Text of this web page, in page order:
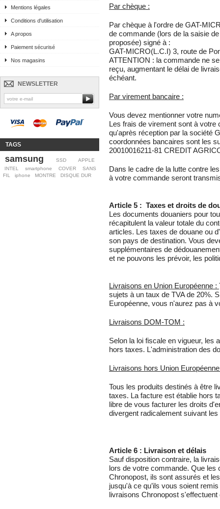
Mentions légales
Conditions d'utilisation
A propos
Paiement sécurisé
Nos magasins
NEWSLETTER
TAGS
samsung SSD
APPLE
INTEL
smartphone COVER
SANS
FIL
iphone MONTRE DISQUE DUR
Par chèque :
Par chèque à l'ordre de GAT-
de commande (lors de la saisie
proposée) signé à :
GAT-MICRO(L.C.I) 3, route de
ATTENTION : la commande ne
reçu, augmentant le délai de
échéant.
Par virement bancaire :
Vous devez mentionner votre
Les frais de virement sont à
qu'après réception par la société
coordonnées bancaires sont les
20010016211-81 CREDIT
Dans le cadre de la lutte contre
à votre commande seront
Article 5 : Taxes et droits de
Les documents douaniers pour
récapitulent la valeur totale du
articles. Les taxes de douane ou
son pays de destination. Vous
supplémentaires de
et ne pouvons les prévoir, les
Livraisons en Union Européenne :
sujets à un taux de TVA de 20%.
Européenne, vous n'aurez pas à
Livraisons DOM-TOM :
Selon la loi fiscale en vigueur,
hors taxes. L'administration des
Livraisons hors Union
Tous les produits destinés à être
taxes. La facture est établie hors
libre de vous facturer les droits
divergent radicalement suivant les
Article 6 : Livraison et délais
Sauf disposition contraire, la
lors de votre commande. Que
Chronopost, ils sont assurés et
jusqu'à ce qu’ils vous soient
livraisons Chronopost s'effectuent